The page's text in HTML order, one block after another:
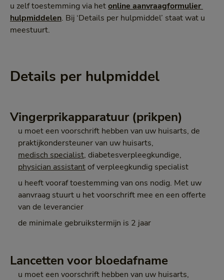
u zelf toestemming via hetonline aanvraagformulier
hulpmiddelen. Bij ‘Details per hulpmiddel’ staat wat u
meestuurt.
Details per hulpmiddel
Vingerprikapparatuur (prikpen)
u moet een voorschrift hebben van uw huisarts, de
praktijkondersteuner van uw huisarts,
medisch specialist, diabetesverpleegkundige,
physician assistantof verpleegkundig specialist
u heeft vooraf toestemming van ons nodig. Met uw
aanvraag stuurt u het voorschrift mee en een offerte
van de leverancier
de minimale gebruikstermijn is 2 jaar
Lancetten voor bloedafname
u moet een voorschrift hebben van uw huisarts,